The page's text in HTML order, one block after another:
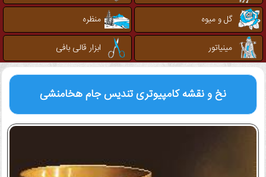
گل و میوه
منظره
مینیاتور
ابزار قالی بافی
نخ و نقشه کامپیوتریتندیس جام هخامنشی